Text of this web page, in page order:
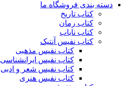
دسته بندی فروشگاه ما
کتاب تاریخ
کتاب رمان
کتاب نایاب
کتاب نفیس آنتیک
کتاب نفیس مذهبی
کتاب نفیس ایرانشناسی
کتاب نفیس شعر و ادبی
کتاب نفیس هنری